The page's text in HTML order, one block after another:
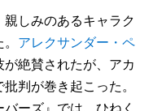
しみのあるキャラク
アレクサンダー・ペ
が絶賛されたが、アカ
判が巻き起こった。